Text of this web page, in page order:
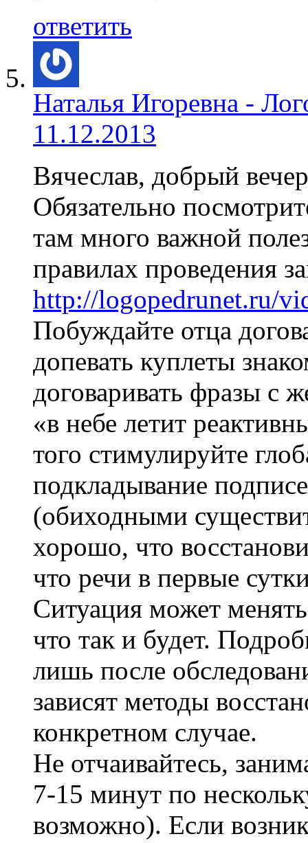
ответить
Наталья Игоревна -
11.12.2013
Вячеслав, добрый
Обязательно
там много важной
правилах проведения
http://logopedrunet.ru/
Побуждайте отца
допевать куплеты
договаривать фразы с
«в небе летит
того стимулируйте
подкладывание
(обиходными
хорошо, что
что речи в первые
Ситуация может
что так и будет.
лишь после
зависят методы
конкретном случае.
Не отчаивайтесь,
7-15 минут по
возможно). Если